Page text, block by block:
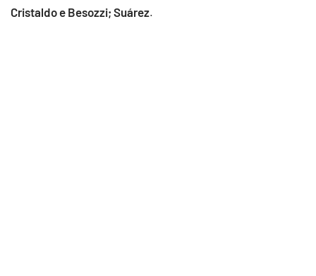
Cristaldo e Besozzi; Suárez.